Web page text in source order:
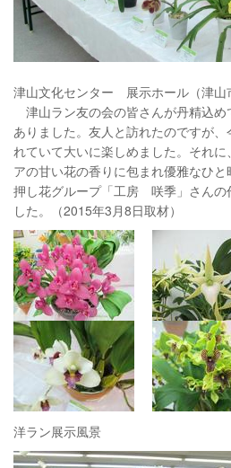
津山文化センター 展示ホール（津山
津山ラン友の会の皆さんが丹精込
ありました。友人と訪れたのですが
れていて大いに楽しめました。それ
アの甘い花の香りに包まれ優雅なひと
押し花グループ「工房 咲季」さんの
した。（2015年3月8日取材）
洋ラン展示風景